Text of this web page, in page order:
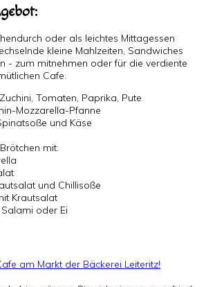
oder als leichtes Mittagessen
kleine Mahlzeiten, Sandwiches
- zum mitnehmen oder für die verdiente
Cafe.
Tomaten, Paprika, Pute
Mozzarella-Pfanne
und Käse
mit:
und Chillisoße
Krautsalat
Salami oder Ei